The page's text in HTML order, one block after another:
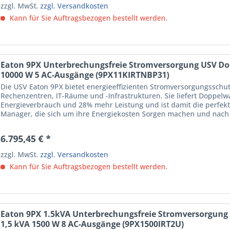
zzgl. MwSt.zzgl. Versandkosten
Kann für Sie Auftragsbezogen bestellt werden.
Eaton 9PX Unterbrechungsfreie Stromversorgung USV
10000 W 5 AC-Ausgänge (9PX11KIRTNBP31)
Die USV Eaton 9PX bietet energieeffizienten
Rechenzentren, IT-Räume und -Infrastrukturen. Sie liefert
Energieverbrauch und 28% mehr Leistung und ist damit die
Manager, die sich um ihre Energiekosten Sorgen machen und
6.795,45 € *
zzgl. MwSt.zzgl. Versandkosten
Kann für Sie Auftragsbezogen bestellt werden.
Eaton 9PX 1.5kVA Unterbrechungsfreie
1,5 kVA 1500 W 8 AC-Ausgänge (9PX1500IRT2U)